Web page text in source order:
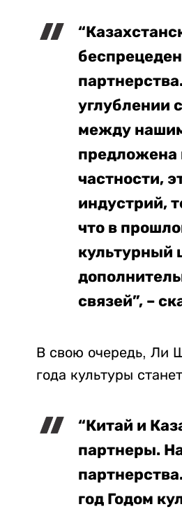
углублении
между
предложена
частности,
индустрий,
что в
культурный
связей”, –
В свою очередь, Ли
года культуры
“Китай и
партнеры.
год Годом